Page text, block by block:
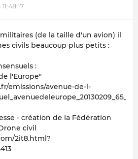
(de la taille d'un avion) il
civils beaucoup plus petits :
:
l'Europe"
emissions/avenue-de-l-
- création de la Fédération
civil
2it8.html?